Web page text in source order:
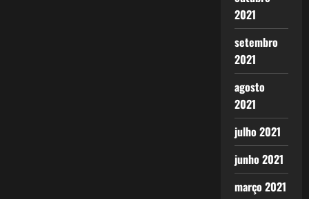
2021
setembro
2021
agosto
2021
julho 2021
junho 2021
março 2021